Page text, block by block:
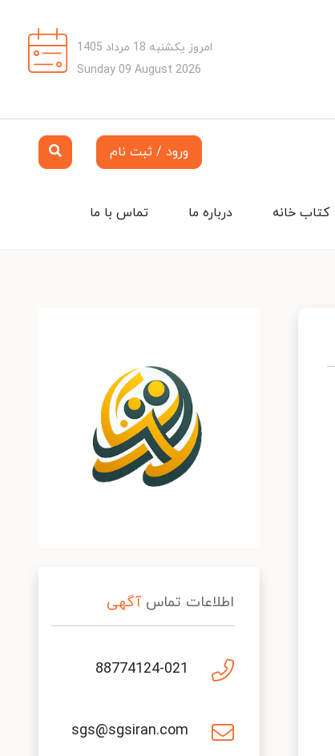
امروز یکشنبه 18 مرداد 1405
Sunday 09 August 2026
ورود / ثبت نام
تماس با ما درباره ما کتاب خانه
اطلاعات تماس آگهی
88774124-021
sgs@sgsiran.com